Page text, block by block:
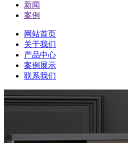
新闻
案例
网站首页
关于我们
产品中心
案例展示
联系我们